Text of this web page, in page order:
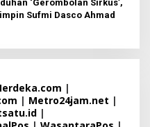
‘Gerombolan Sirkus’,
Sufmi Dasco Ahmad
|
| Metro24jam.net |
|